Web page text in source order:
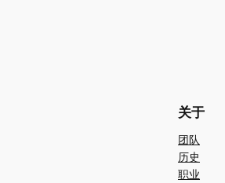
关于
团队
历史
职业